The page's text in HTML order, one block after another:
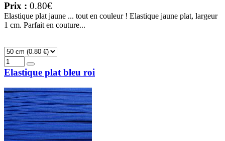
Prix : 0.80€
Elastique plat jaune ... tout en couleur ! Elastique jaune plat, largeur
1 cm. Parfait en couture...
Elastique plat bleu roi